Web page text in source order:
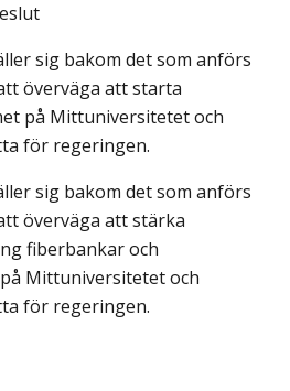
sig bakom det som anförs
överväga att starta
på Mittuniversitetet och
för regeringen.
sig bakom det som anförs
överväga att stärka
fiberbankar och
Mittuniversitetet och
för regeringen.